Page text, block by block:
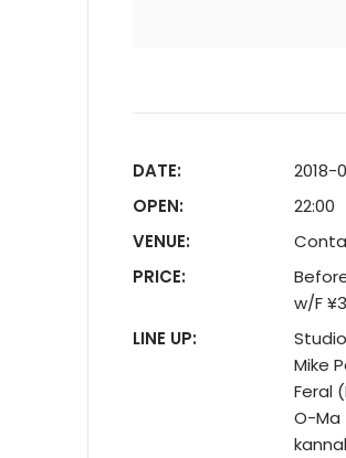
DATE:
2018-
OPEN:
22:00
VENUE:
PRICE:
w/F
LINE UP:
Mike
Feral
O-Ma